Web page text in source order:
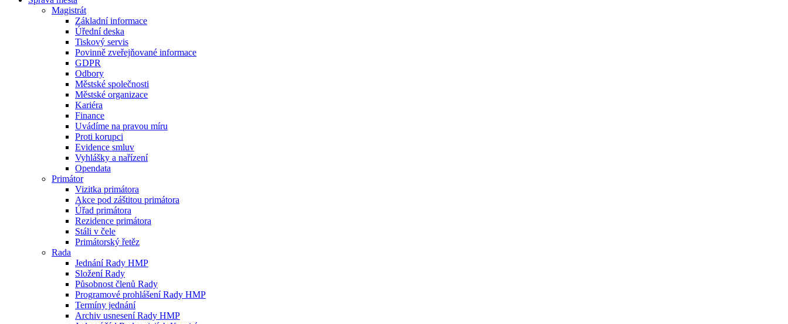
Magistrát
Základní informace
Úřední deska
Tiskový servis
Povinně zveřejňované informace
GDPR
Odbory
Městské společnosti
Městské organizace
Kariéra
Finance
Uvádíme na pravou míru
Proti korupci
Evidence smluv
Vyhlášky a nařízení
Opendata
Primátor
Vizitka primátora
Akce pod záštitou primátora
Úřad primátora
Rezidence primátora
Stáli v čele
Primátorský řetěz
Rada
Jednání Rady HMP
Složení Rady
Působnost členů Rady
Programové prohlášení Rady HMP
Termíny jednání
Archiv usnesení Rady HMP